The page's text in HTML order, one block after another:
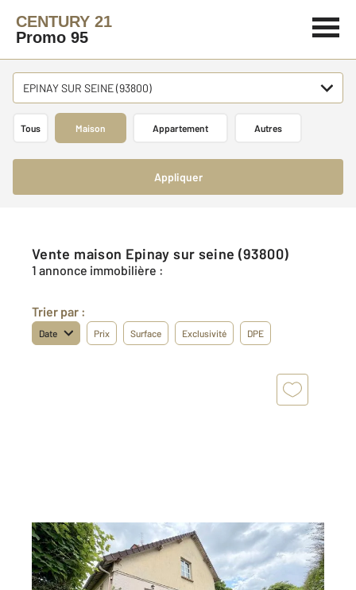
CENTURY 21
Promo 95
EPINAY SUR SEINE (93800)
Tous Maison Appartement Autres
Appliquer
Vente maison Epinay sur seine (93800)
1 annonce immobilière :
Trier par :
Date Prix Surface Exclusivité DPE
EPINAY SUR SEINE 93
60,51 m2, 3 pièces
Ref : 27713